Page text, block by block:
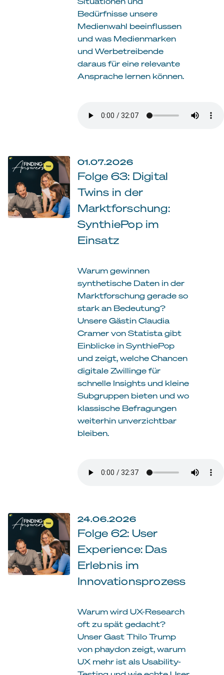
Bedürfnisse unsere
Medienwahl beeinflussen
und was Medienmarken
und Werbetreibende
daraus für eine relevante
Ansprache lernen können.
01.07.2026
Folge 63: Digital
Twins in der
Marktforschung:
SynthiePop im
Einsatz
Warum gewinnen
synthetische Daten in der
Marktforschung gerade so
stark an Bedeutung?
Unsere Gästin Claudia
Cramer von Statista gibt
Einblicke in SynthiePop
und zeigt, welche Chancen
digitale Zwillinge für
schnelle Insights und kleine
Subgruppen bieten und wo
klassische Befragungen
weiterhin unverzichtbar
bleiben.
24.06.2026
Folge 62: User
Experience: Das
Erlebnis im
Innovationsprozess
Warum wird UX-Research
oft zu spät gedacht?
Unser Gast Thilo Trump
von phaydon zeigt, warum
UX mehr ist als Usability-